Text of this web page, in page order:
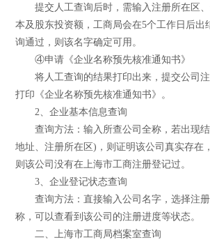
提交人工查询后时，需输入注册所在区、
本及股东投资额，工商局会在5个工作日后出
询通过，则该名字确定可用。
④申请《企业名称预先核准通知书》
将人工查询的结果打印出来，提交公司注
打印《企业名称预先核准通知书》。
2、企业基本信息查询
查询方法：输入所查公司全称，若出现结
地址、注册所在区)，则证明该公司真实存在
则该公司没有在上海市工商注册登记过。
3、企业登记状态查询
查询方法：直接输入公司名字，选择注册
称，可以查看到该公司的注册进度等状态。
二、上海市工商局档案室查询